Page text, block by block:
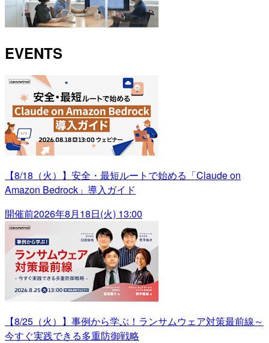
EVENTS
【8/18（火）】安全・最短ルートで始める「Claude on
Amazon Bedrock」導入ガイド
開催前2026年8月18日(火) 13:00
【8/25（火）】事例から学ぶ！ランサムウェア対策最前線～
今すぐ実践できる多重防御戦略